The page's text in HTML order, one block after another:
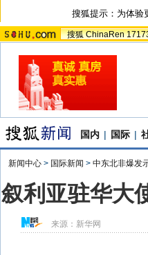
搜狐提示：为体验
搜狐 ChinaRen
国内 | 国际 |
新闻中心 > 国际新闻 > 中东北非爆发
叙利亚驻华大
来源： 新华网